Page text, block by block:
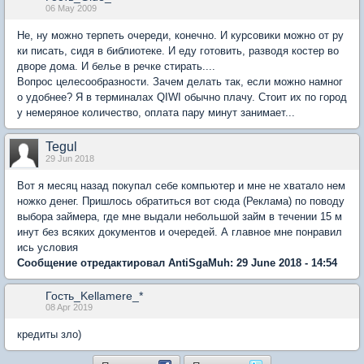
06 May 2009
Не, ну можно терпеть очереди, конечно. И курсовики можно от ру
ки писать, сидя в библиотеке. И еду готовить, разводя костер во
дворе дома. И белье в речке стирать....
Вопрос целесообразности. Зачем делать так, если можно намног
о удобнее? Я в терминалах QIWI обычно плачу. Стоит их по город
у немеряное количество, оплата пару минут занимает...
Tegul
29 Jun 2018
Вот я месяц назад покупал себе компьютер и мне не хватало нем
ножко денег. Пришлось обратиться вот сюда (Реклама) по поводу
выбора займера, где мне выдали небольшой займ в течении 15 м
инут без всяких документов и очередей. А главное мне понравил
ись условия
Сообщение отредактировал AntiSgaMuh: 29 June 2018 - 14:54
Гость_Kellamere_*
08 Apr 2019
кредиты зло)